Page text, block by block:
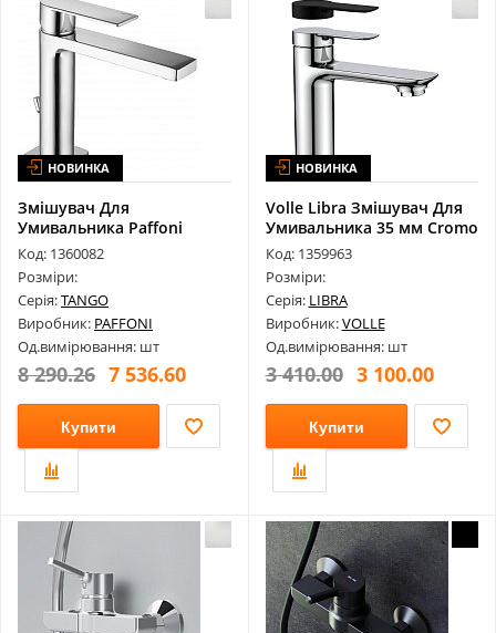
НОВИНКА
Змішувач Для
Умивальника Paffoni
Tango З Донним Клап...
Код: 1360082
Розміри:
Серія:TANGO
Виробник: PAFFONI
Од.вимірювання: шт
8 290.26 7 536.60
Купити
НОВИНКА
Volle Libra Змішувач Для
Умивальника 35 мм Cromo
152...
Код: 1359963
Розміри:
Серія: LIBRA
Виробник:VOLLE
Од.вимірювання: шт
3 410.00 3 100.00
Купити